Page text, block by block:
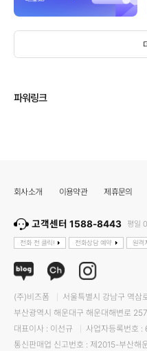
파워링크
회사소개 이용약관 제휴문의
고객센터 1588-8443 평일
전화 전 클릭! 전화상담 예약 원격
(주)비즈폼
서울특별시 강남구 역
부산광역시 해운대구 해운대해변로
대표이사 : 이선규
사업자등록번호
통신판매업 신고번호 : 제2015-부산해